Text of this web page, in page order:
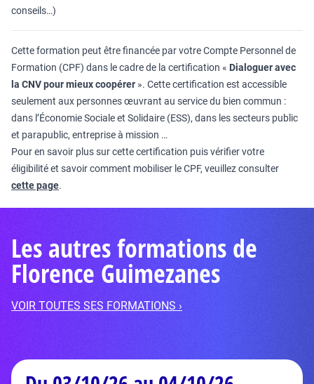
conseils…)
Cette formation peut être financée par votre Compte Personnel de
Formation (CPF) dans le cadre de la certification « Dialoguer avec
la CNV pour mieux coopérer ». Cette certification est accessible
seulement aux personnes œuvrant au service du bien commun :
dans l’Économie Sociale et Solidaire (ESS), dans les secteurs public
et parapublic, entreprise à mission …
Pour en savoir plus sur cette certification puis vérifier votre
éligibilité et savoir comment mobiliser le CPF, veuillez consulter
cette page.
Les autres formations de
Florence Guimezanes
VOIR TOUTES SES FORMATIONS ›